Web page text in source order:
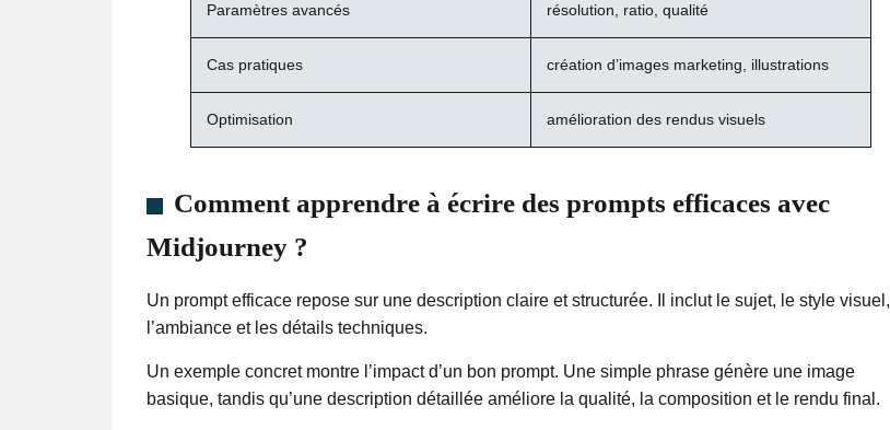
Paramètres avancés résolution, ratio, qualité
Cas pratiques création d’images marketing, illustrations
Optimisation amélioration des rendus visuels
Comment apprendre à écrire des prompts efficaces avec
Midjourney ?
Un prompt efficace repose sur une description claire et structurée. Il inclut le sujet, le style visuel,
l’ambiance et les détails techniques.
Un exemple concret montre l’impact d’un bon prompt. Une simple phrase génère une image
basique, tandis qu’une description détaillée améliore la qualité, la composition et le rendu final.